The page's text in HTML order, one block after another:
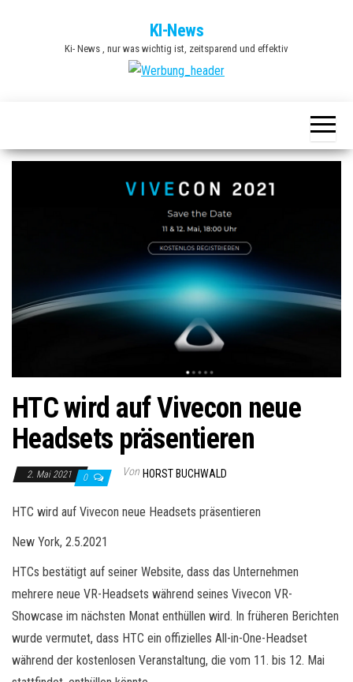
KI-News
Ki- News , nur was wichtig ist, zeitsparend und effektiv
HTC wird auf Vivecon neue
Headsets präsentieren
2. Mai 2021 0 Von HORST BUCHWALD
HTC wird auf Vivecon neue Headsets präsentieren
New York, 2.5.2021
HTCs bestätigt auf seiner Website, dass das Unternehmen
mehrere neue VR-Headsets während seines Vivecon VR-
Showcase im nächsten Monat enthüllen wird. In früheren Berichten
wurde vermutet, dass HTC ein offizielles All-in-One-Headset
während der kostenlosen Veranstaltung, die vom 11. bis 12. Mai